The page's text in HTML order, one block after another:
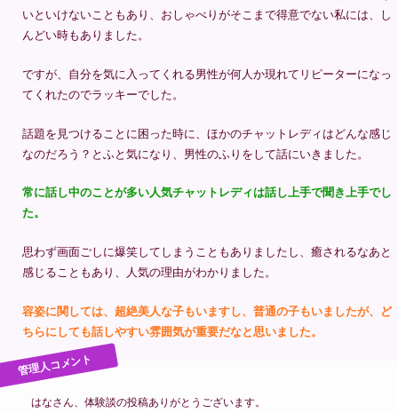
いといけないこともあり、おしゃべりがそこまで得意でない私には、し
んどい時もありました。
ですが、自分を気に入ってくれる男性が何人か現れてリピーターになっ
てくれたのでラッキーでした。
話題を見つけることに困った時に、ほかのチャットレディはどんな感じ
なのだろう？とふと気になり、男性のふりをして話にいきました。
常に話し中のことが多い人気チャットレディは話し上手で聞き上手でし
た。
思わず画面ごしに爆笑してしまうこともありましたし、癒されるなあと
感じることもあり、人気の理由がわかりました。
容姿に関しては、超絶美人な子もいますし、普通の子もいましたが、ど
ちらにしても話しやすい雰囲気が重要だなと思いました。
はなさん、体験談の投稿ありがとうございます。